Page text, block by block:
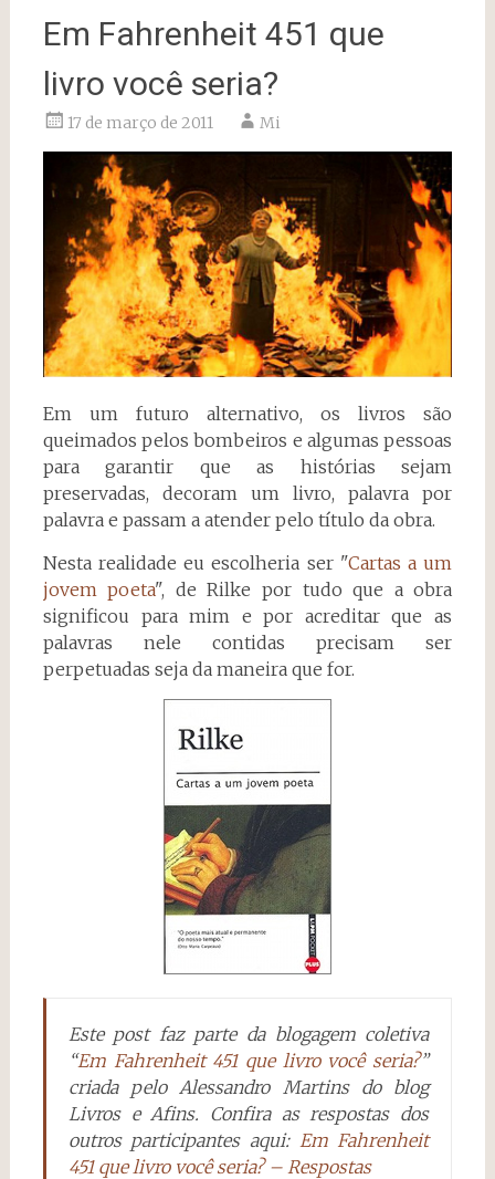
Em Fahrenheit 451 que
livro você seria?
17 de março de 2011 Mi
Em um futuro alternativo, os livros são
queimados pelos bombeiros e algumas pessoas
para garantir que as histórias sejam
preservadas, decoram um livro, palavra por
palavra e passam a atender pelo título da obra.
Nesta realidade eu escolheria ser "Cartas a um
jovem poeta", de Rilke por tudo que a obra
significou para mim e por acreditar que as
palavras nele contidas precisam ser
perpetuadas seja da maneira que for.
Este post faz parte da blogagem coletiva
“Em Fahrenheit 451 que livro você seria?”
criada pelo Alessandro Martins do blog
Livros e Afins. Confira as respostas dos
outros participantes aqui: Em Fahrenheit
451 que livro você seria? – Respostas